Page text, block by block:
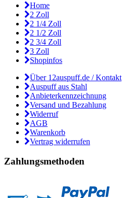
Home
2 Zoll
2 1/4 Zoll
2 1/2 Zoll
2 3/4 Zoll
3 Zoll
Shopinfos
Über 12auspuff.de / Kontakt
Auspuff aus Stahl
Anbieterkennzeichnung
Versand und Bezahlung
Widerruf
AGB
Warenkorb
Vertrag widerrufen
Zahlungsmethoden